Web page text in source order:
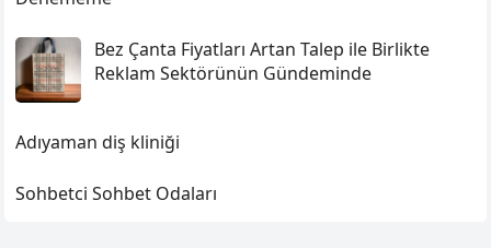
Bez Çanta Fiyatları Artan Talep ile Birlikte
Reklam Sektörünün Gündeminde
Adıyaman diş kliniği
Sohbetci Sohbet Odaları